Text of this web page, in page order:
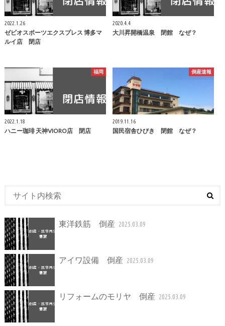
2022.1.26
ゼビオスポーツエクスプレス 博多マ
ルイ店 閉店
2020.4.4
大川昇開橋温泉 閉館 なぜ？
福岡
2022.1.18
ハニー珈琲 天神VIORO店 閉店
倒産速報
2019.11.16
国民宿舎ひびき 閉館 なぜ？
東洋鉄筋 倒産 2025.03.09
アイワ設備 倒産 2025.03.09
リフォームのモリヤ 倒産 2025.03.09